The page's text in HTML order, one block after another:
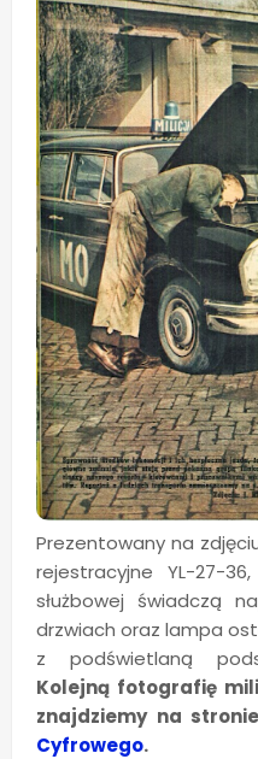
Prezentowany na
rejestracyjne YL-27-
służbowej świadczą
drzwiach oraz lampa
z podświetlaną
Kolejną fotografię
znajdziemy na stronie
Cyfrowego.